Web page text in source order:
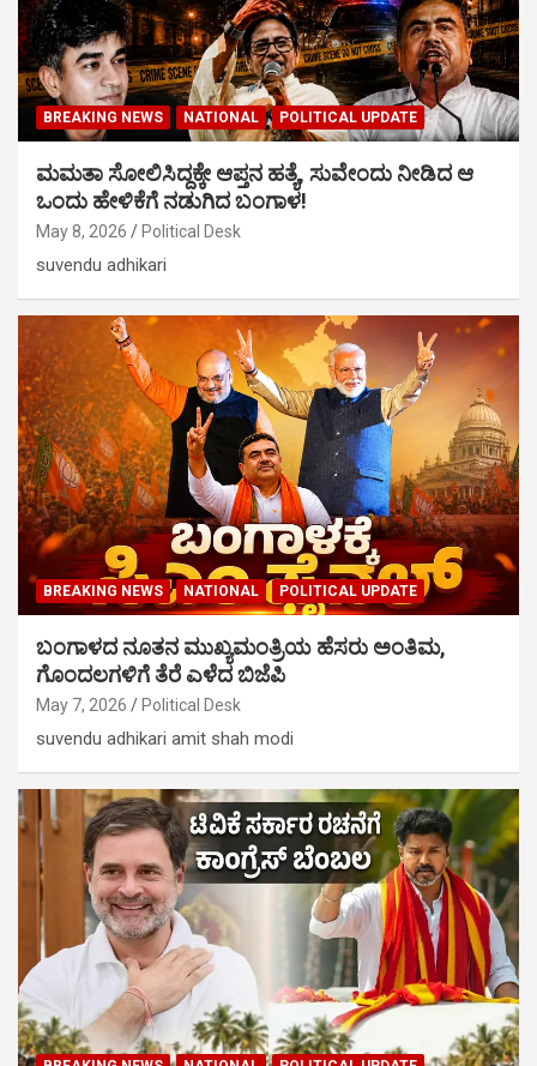
BREAKING NEWS NATIONAL POLITICAL UPDATE
ಮಮತಾ ಸೋಲಿಸಿದ್ದಕ್ಕೇ ಆಪ್ತನ ಹತ್ಯೆ, ಸುವೇಂದು ನೀಡಿದ ಆ
ಒಂದು ಹೇಳಿಕೆಗೆ ನಡುಗಿದ ಬಂಗಾಳ!
May 8, 2026 Political Desk
suvendu adhikari
BREAKING NEWS NATIONAL POLITICAL UPDATE
ಬಂಗಾಳದ ನೂತನ ಮುಖ್ಯಮಂತ್ರಿಯ ಹೆಸರು ಅಂತಿಮ,
ಗೊಂದಲಗಳಿಗೆ ತೆರೆ ಎಳೆದ ಬಿಜೆಪಿ
May 7, 2026 Political Desk
suvendu adhikari amit shah modi